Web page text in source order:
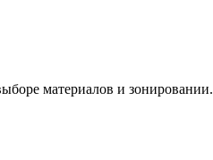
материалов и зонировании.